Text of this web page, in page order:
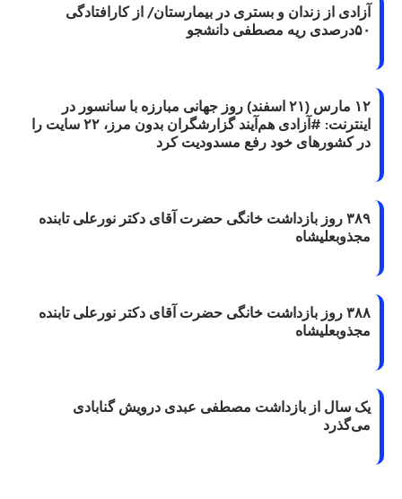
آزادی از زندان و بستری در بیمارستان/ از کارافتادگی
۵۰درصدی ریه مصطفی دانشجو
۱۲ مارس (۲۱ اسفند) روز جهانی مبارزه با سانسور در
اینترنت: #آزادی هم‌آیند گزارشگران‌ بدون مرز، ۲۲ سایت را
در کشورهای خود رفع مسدودیت کرد
۳۸۹ روز بازداشت خانگی حضرت آقای دکتر نورعلی تابنده
مجذوبعلیشاه
۳۸۸ روز بازداشت خانگی حضرت آقای دکتر نورعلی تابنده
مجذوبعلیشاه
یک سال از بازداشت مصطفی عبدی درویش گنابادی
می‌گذرد